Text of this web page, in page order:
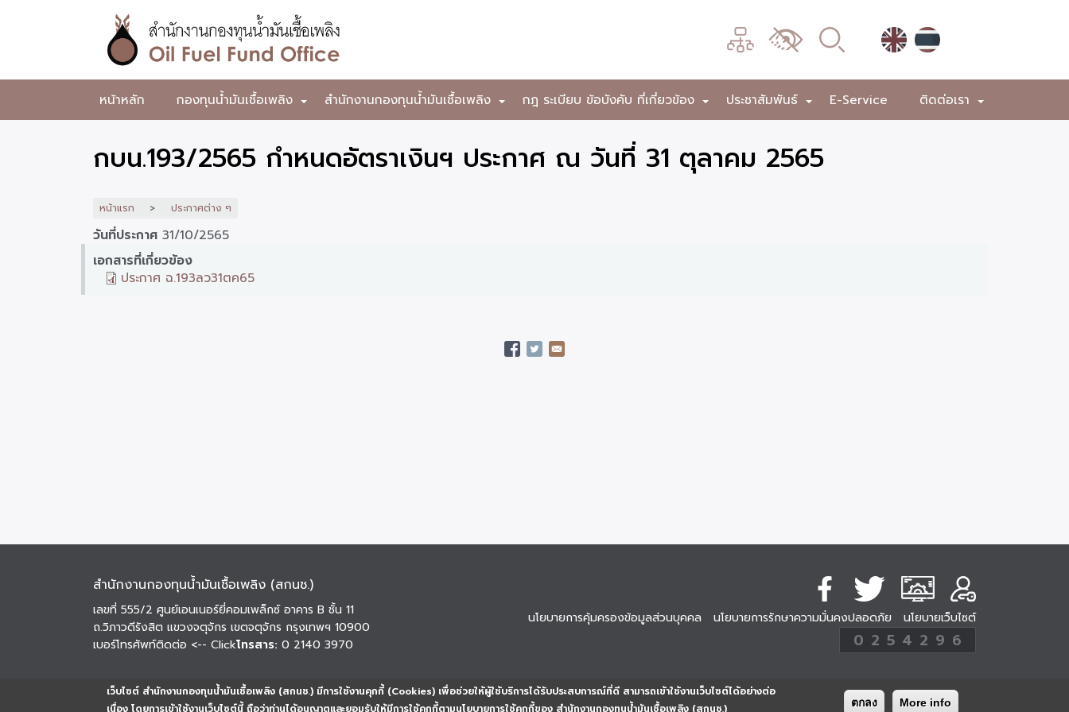
เว็บไซต์ สำนักงานกองทุนน้ำมันเชื้อเพลิง (สกนช.) มีการใช้งานคุกกี้ (Cookies) เพื่อช่วยให้ผู้ใช้บริการได้รับประสบการณ์ที่ดี สามารถเข้าใช้งานเว็บไซต์ได้อย่างต่อ
เนื่อง โดยการเข้าใช้งานเว็บไซต์นี้ ถือว่าท่านได้อนุญาตและยอมรับให้มีการใช้คุกกี้ตามนโยบายการใช้คุกกี้ของ สำนักงานกองทุนน้ำมันเชื้อเพลิง (สกนช.)
ตกลง More info
หลัก
สำนักงาน
กองทุน
น้ำมัน
เพลิง
เมนู
เปลี่ยน
ผล
หน้าหลัก +
กองทุนน้ำมันเชื้อเพลิง +
สำนักงานกองทุนน้ำมันเชื้อเพลิง +
กฎ ระเบียบ ข้อบังคับ ที่เกี่ยวข้อง +
ประชาสัมพันธ์ E-Service +
ติดต่อเรา
กบน.193/2565 กำหนดอัตราเงินฯ ประกาศ ณ วันที่ 31 ตุลาคม 2565
หน้าแรก ประกาศต่าง ๆ
วันที่ประกาศ 31/10/2565
เอกสารที่เกี่ยวข้อง
ประกาศ ฉ.193ลว31ตค65
สำนักงานกองทุนน้ำมันเชื้อเพลิง (สกนช.)
เลขที่ 555/2 ศูนย์เอนเนอร์ยี่คอมเพล็กซ์ อาคาร B ชั้น 11
ถ.วิภาวดีรังสิต แขวงจตุจักร เขตจตุจักร กรุงเทพฯ 10900
เบอร์โทรศัพท์ติดต่อ <-- Clickโทรสาร: 0 2140 3970
นโยบายการคุ้มครองข้อมูลส่วนบุคคล นโยบายการรักษาความมั่นคงปลอดภัย นโยบายเว็บไซต์
254296
ครั้ง
0 2 5 4 2 9 6